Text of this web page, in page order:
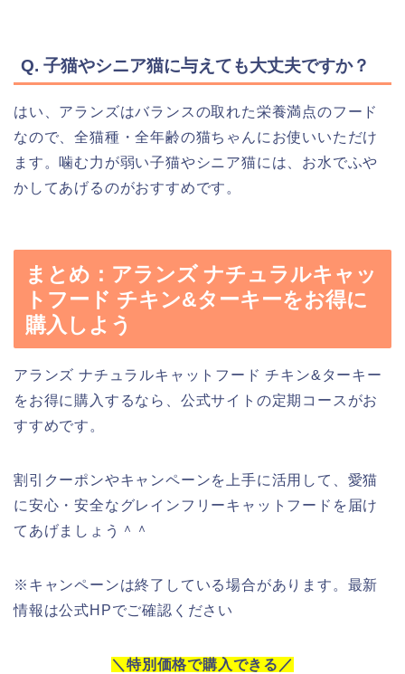
Q. 子猫やシニア猫に与えても大丈夫ですか？
はい、アランズはバランスの取れた栄養満点のフード
なので、全猫種・全年齢の猫ちゃんにお使いいただけ
ます。噛む力が弱い子猫やシニア猫には、お水でふや
かしてあげるのがおすすめです。
まとめ：アランズ ナチュラルキャッ
トフード チキン&ターキーをお得に
購入しよう
アランズ ナチュラルキャットフード チキン&ターキー
をお得に購入するなら、公式サイトの定期コースがお
すすめです。
割引クーポンやキャンペーンを上手に活用して、愛猫
に安心・安全なグレインフリーキャットフードを届け
てあげましょう＾＾
※キャンペーンは終了している場合があります。最新
情報は公式HPでご確認ください
＼特別価格で購入できる／